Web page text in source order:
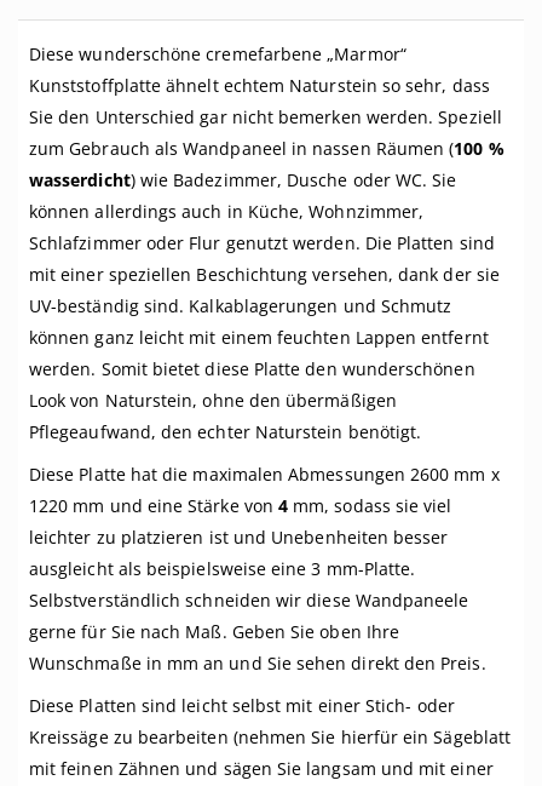
Diese wunderschöne cremefarbene „Marmor“
Kunststoffplatte ähnelt echtem Naturstein so sehr, dass
Sie den Unterschied gar nicht bemerken werden. Speziell
zum Gebrauch als Wandpaneel in nassen Räumen (100 %
wasserdicht) wie Badezimmer, Dusche oder WC. Sie
können allerdings auch in Küche, Wohnzimmer,
Schlafzimmer oder Flur genutzt werden. Die Platten sind
mit einer speziellen Beschichtung versehen, dank der sie
UV-beständig sind. Kalkablagerungen und Schmutz
können ganz leicht mit einem feuchten Lappen entfernt
werden. Somit bietet diese Platte den wunderschönen
Look von Naturstein, ohne den übermäßigen
Pflegeaufwand, den echter Naturstein benötigt.
Diese Platte hat die maximalen Abmessungen 2600 mm x
1220 mm und eine Stärke von 4 mm, sodass sie viel
leichter zu platzieren ist und Unebenheiten besser
ausgleicht als beispielsweise eine 3 mm-Platte.
Selbstverständlich schneiden wir diese Wandpaneele
gerne für Sie nach Maß. Geben Sie oben Ihre
Wunschmaße in mm an und Sie sehen direkt den Preis.
Diese Platten sind leicht selbst mit einer Stich- oder
Kreissäge zu bearbeiten (nehmen Sie hierfür ein Sägeblatt
mit feinen Zähnen und sägen Sie langsam und mit einer